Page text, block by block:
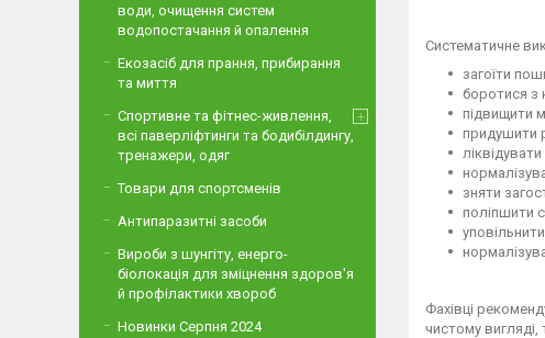
Систематичне
загоїти
боротися з
підвищити
придушити
зняти
поліпшити
Фахівці
чистому вигляді,
води, очищення систем
водопостачання й опалення
Екозасіб для прання, прибирання
та миття
Спортивне та фітнес-живлення,
всі паверліфтинги та бодибілдингу,
тренажери, одяг
Товари для спортсменів
Антипаразитні засоби
Вироби з шунгіту, енерго-
біолокація для зміцнення здоров'я
й профілактики хвороб
Новинки Серпня 2024